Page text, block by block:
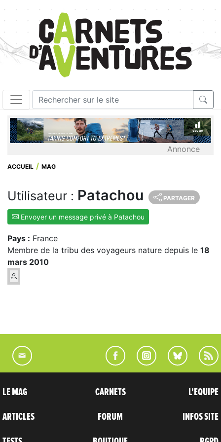
Annonce
ACCUEIL MAG
Utilisateur : Patachou PARTAGER
Envoyer un message privé à Patachou
Pays : France
Membre de la tribu des voyageurs nature depuis le 18
mars 2010
LE MAG
ARTICLES
CARNETS
FORUM
L'EQUIPE
INFOS SITE